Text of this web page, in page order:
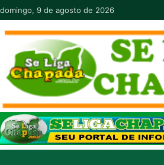
Pular para o conteúdo
domingo, 9 de agosto de 2026